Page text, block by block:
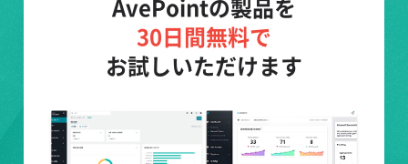
AvePointの製品を
30日間無料で
お試しいただけます